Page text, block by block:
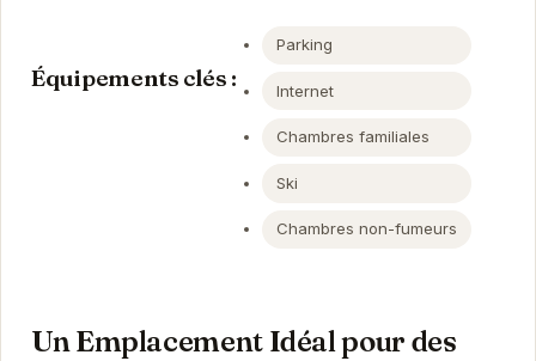
Équipements clés :
Parking
Internet
Chambres familiales
Ski
Chambres non-fumeurs
Un Emplacement Idéal pour des